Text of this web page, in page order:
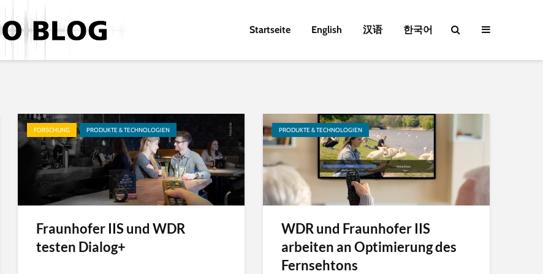
Startseite English 汉语 한국어
FORSCHUNG PRODUKTE & TECHNOLOGIEN
Fraunhofer IIS und WDR
testen Dialog+
PRODUKTE & TECHNOLOGIEN
WDR und Fraunhofer IIS
arbeiten an Optimierung des
Fernsehtons